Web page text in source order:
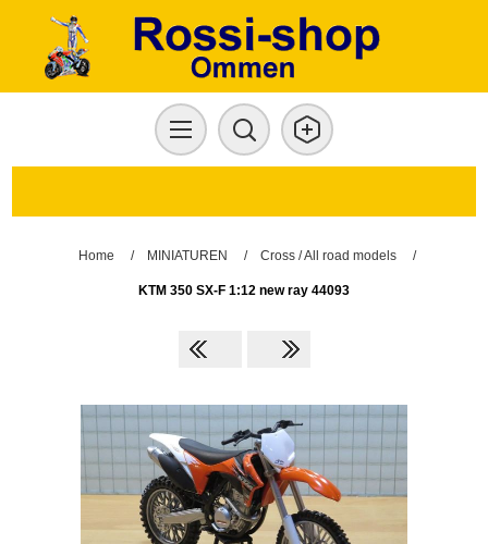
Home / MINIATUREN / Cross / All road models /
KTM 350 SX-F 1:12 new ray 44093